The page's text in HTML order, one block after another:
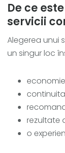
De ce
servicii
Alegerea unui
un singur loc
rezultate
o